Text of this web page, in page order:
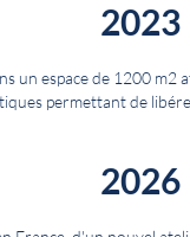
2023
un espace de 1200 m2
permettant de
2026